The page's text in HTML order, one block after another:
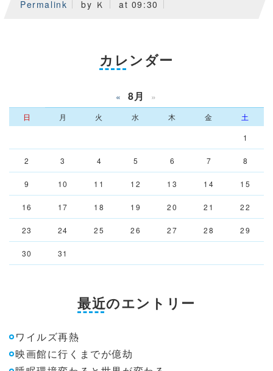
Permalink by Ｋ at 09:30
カレンダー
« 8月 »
日 月 火 水 木 金
土
1
2 3 4 5 6 7 8
9 10 11 12 13 14 15
16 17 18 19 20 21 22
23 24 25 26 27 28 29
30 31
最近のエントリー
ワイルズ再熱
映画館に行くまでが億劫